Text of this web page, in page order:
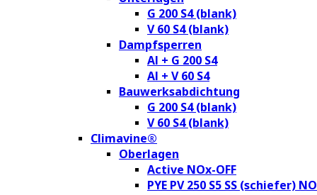
G 200 S4 (blank)
V 60 S4 (blank)
Dampfsperren
Al + G 200 S4
Al + V 60 S4
Bauwerksabdichtung
G 200 S4 (blank)
V 60 S4 (blank)
Climavine®
Oberlagen
Active NOx-OFF
PYE PV 250 S5 SS (schiefer)